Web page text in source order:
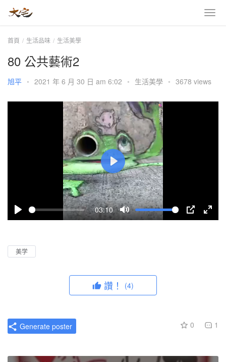
首頁 生活品味 生活美學
80 公共藝術2
旭平 • 2021 年 6 月 30 日 am 6:02 • 生活美學 • 3678 views
P
a
03:10
M
P
E
l
c
P
l
a
y
美学
讚！ (4)
0 1
Generate poster